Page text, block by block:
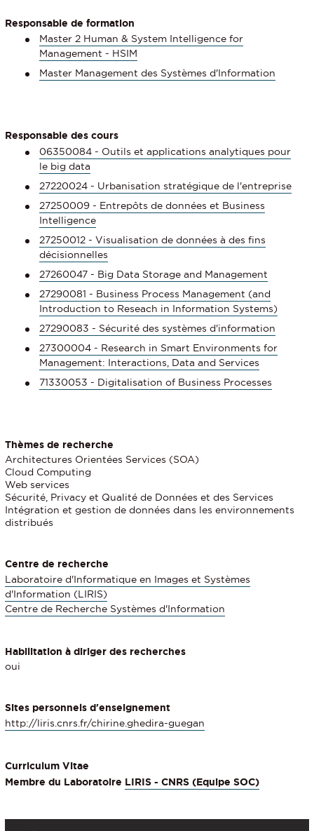
Responsable de formation
Master 2 Human & System Intelligence for
Management - HSIM
Master Management des Systèmes d'Information
Responsable des cours
06350084 - Outils et applications analytiques pour
le big data
27220024 - Urbanisation stratégique de l'entreprise
27250009 - Entrepôts de données et Business
Intelligence
27250012 - Visualisation de données à des fins
décisionnelles
27260047 - Big Data Storage and Management
27290081 - Business Process Management (and
Introduction to Reseach in Information Systems)
27290083 - Sécurité des systèmes d'information
27300004 - Research in Smart Environments for
Management: Interactions, Data and Services
71330053 - Digitalisation of Business Processes
Thèmes de recherche
Architectures Orientées Services (SOA)
Cloud Computing
Web services
Sécurité, Privacy et Qualité de Données et des Services
Intégration et gestion de données dans les environnements
distribués
Centre de recherche
Laboratoire d'Informatique en Images et Systèmes
d'Information (LIRIS)
Centre de Recherche Systèmes d'Information
Habilitation à diriger des recherches
oui
Sites personnels d'enseignement
http://liris.cnrs.fr/chirine.ghedira-guegan
Curriculum Vitae
Membre du Laboratoire LIRIS - CNRS (Equipe SOC)